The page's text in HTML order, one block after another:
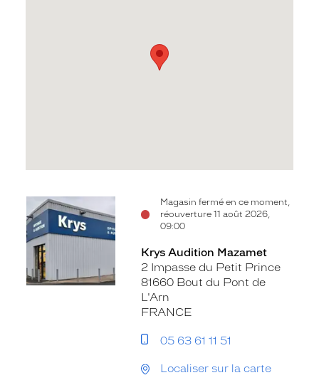
Magasin fermé en ce moment,
réouverture 11 août 2026,
09:00
Voir
la
fiche
Krys Audition Mazamet
2 Impasse du Petit Prince
81660 Bout du Pont de
L'Arn
FRANCE
05 63 61 11 51
Localiser sur la carte